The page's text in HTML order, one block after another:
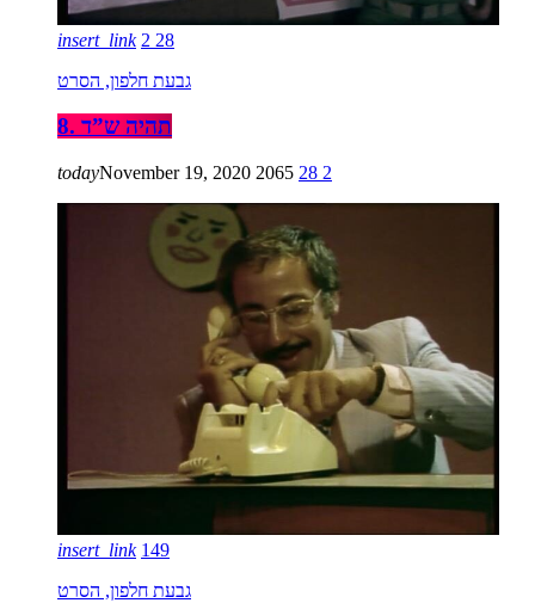
insert_link 2 28
גבעת חלפון, הסרט
8. תהיה ש”ד
todayNovember 19, 2020 2065 28 2
insert_link 149
גבעת חלפון, הסרט